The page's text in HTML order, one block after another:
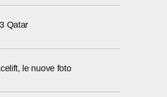
Qatar
le nuove foto